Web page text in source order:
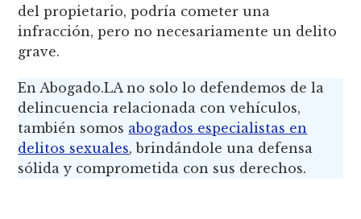
del propietario, podría cometer una
infracción, pero no necesariamente un delito
grave.
En Abogado.LA no solo lo defendemos de la
delincuencia relacionada con vehículos,
también somos abogados especialistas en
delitos sexuales, brindándole una defensa
sólida y comprometida con sus derechos.